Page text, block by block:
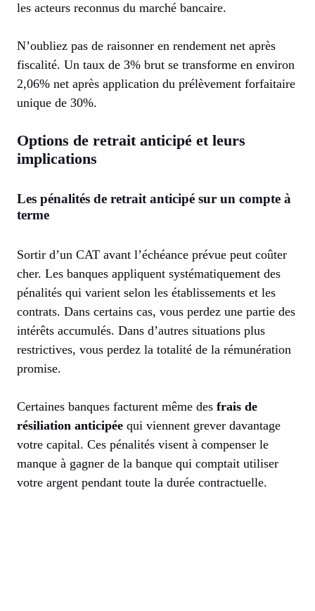
les acteurs reconnus du marché bancaire.
N’oubliez pas de raisonner en rendement net après
fiscalité. Un taux de 3% brut se transforme en environ
2,06% net après application du prélèvement forfaitaire
unique de 30%.
Options de retrait anticipé et leurs
implications
Les pénalités de retrait anticipé sur un compte à
terme
Sortir d’un CAT avant l’échéance prévue peut coûter
cher. Les banques appliquent systématiquement des
pénalités qui varient selon les établissements et les
contrats. Dans certains cas, vous perdez une partie des
intérêts accumulés. Dans d’autres situations plus
restrictives, vous perdez la totalité de la rémunération
promise.
Certaines banques facturent même des frais de
résiliation anticipée qui viennent grever davantage
votre capital. Ces pénalités visent à compenser le
manque à gagner de la banque qui comptait utiliser
votre argent pendant toute la durée contractuelle.